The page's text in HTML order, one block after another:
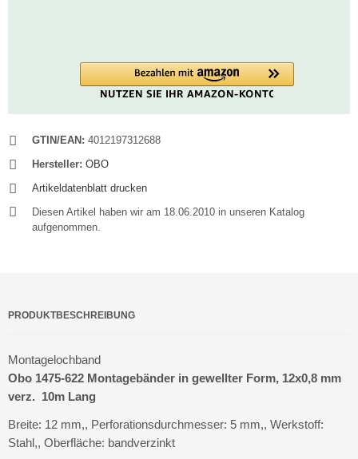
GTIN/EAN: 4012197312688
Hersteller: OBO
Artikeldatenblatt drucken
Diesen Artikel haben wir am 18.06.2010 in unseren Katalog
aufgenommen.
PRODUKTBESCHREIBUNG
Montagelochband
Obo 1475-622 Montagebänder in gewellter Form, 12x0,8 mm
verz. 10m Lang
Breite: 12 mm,, Perforationsdurchmesser: 5 mm,, Werkstoff:
Stahl,, Oberfläche: bandverzinkt